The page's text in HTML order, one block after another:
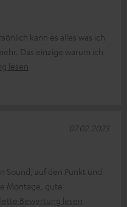
kann es alles was ich
Das einzige warum ich
lesen
Sound, auf den Punkt und
Montage, gute
Bewertung lesen
07.02.2023